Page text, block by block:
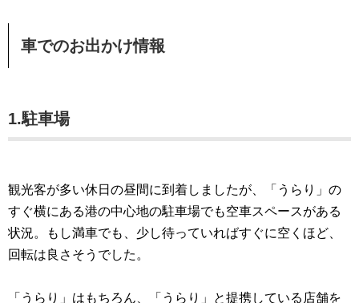
車でのお出かけ情報
1.駐車場
観光客が多い休日の昼間に到着しましたが、「うらり」の
すぐ横にある港の中心地の駐車場でも空車スペースがある
状況。もし満車でも、少し待っていればすぐに空くほど、
回転は良さそうでした。
「うらり」はもちろん、「うらり」と提携している店舗を